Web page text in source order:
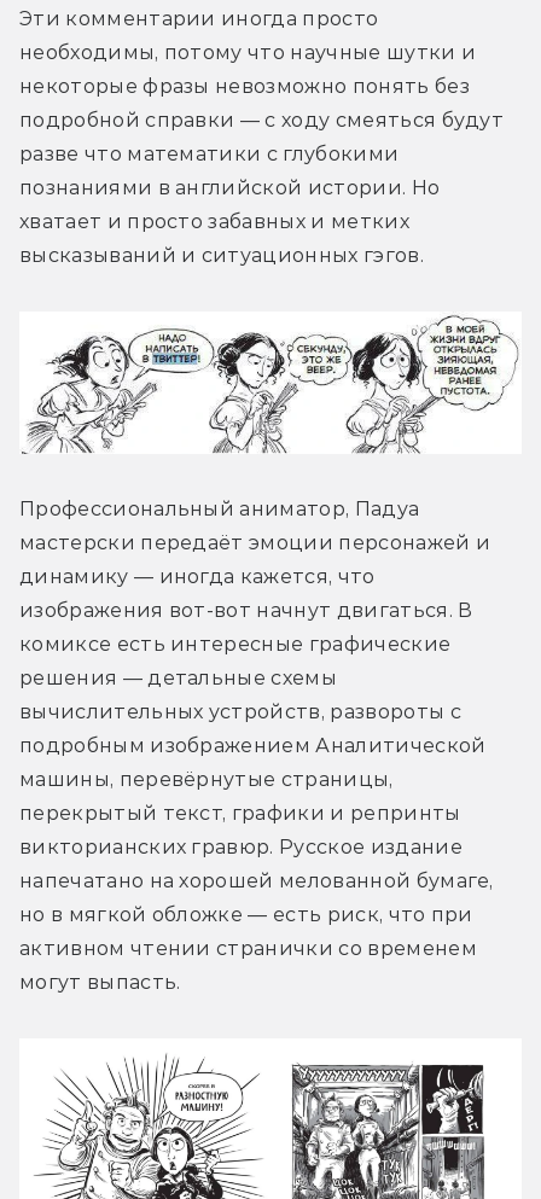
Эти комментарии иногда просто
необходимы, потому что научные шутки и
некоторые фразы невозможно понять без
подробной справки — с ходу смеяться будут
разве что математики с глубокими
познаниями в английской истории. Но
хватает и просто забавных и метких
высказываний и ситуационных гэгов.
Профессиональный аниматор, Падуа
мастерски передаёт эмоции персонажей и
динамику — иногда кажется, что
изображения вот-вот начнут двигаться. В
комиксе есть интересные графические
решения — детальные схемы
вычислительных устройств, развороты с
подробным изображением Аналитической
машины, перевёрнутые страницы,
перекрытый текст, графики и репринты
викторианских гравюр. Русское издание
напечатано на хорошей мелованной бумаге,
но в мягкой обложке — есть риск, что при
активном чтении странички со временем
могут выпасть.